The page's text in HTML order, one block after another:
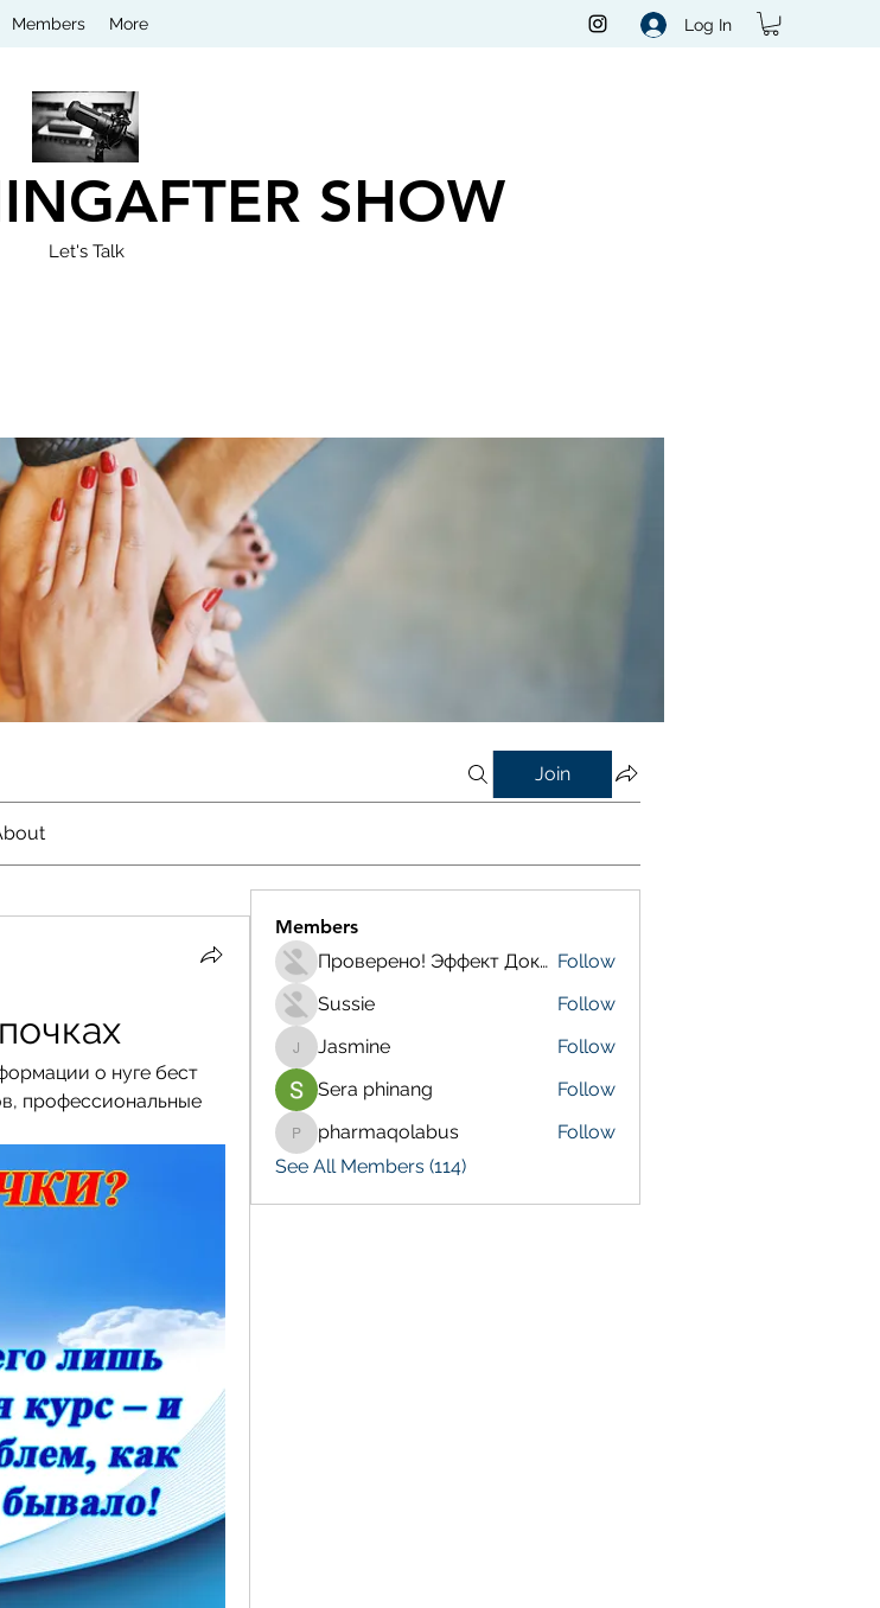
Members More Log In
SHOW
Let's Talk
Join
о нуге бест
профессиональные
Members
Проверено! Эффект Доказан Follow
Sussie
Follow
Jasmine
Jasmine
Follow
Sera phinang
Follow
pharmaqolabus
pharmaqolabus
Follow
See All Members (114)